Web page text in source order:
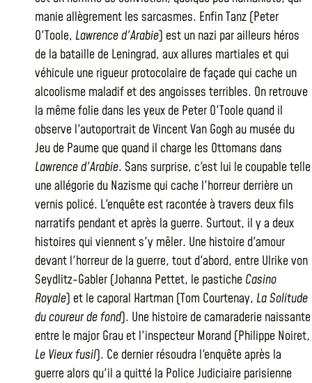
manie allègrement les sarcasmes. Enfin Tanz (Peter
O'Toole, Lawrence d'Arabie) est un nazi par ailleurs héros
de la bataille de Leningrad, aux allures martiales et qui
véhicule une rigueur protocolaire de façade qui cache un
alcoolisme maladif et des angoisses terribles. On retrouve
la même folie dans les yeux de Peter O'Toole quand il
observe l'autoportrait de Vincent Van Gogh au musée du
Jeu de Paume que quand il charge les Ottomans dans
Lawrence d'Arabie. Sans surprise, c'est lui le coupable telle
une allégorie du Nazisme qui cache l'horreur derrière un
vernis policé. L'enquête est racontée à travers deux fils
narratifs pendant et après la guerre. Surtout, il y a deux
histoires qui viennent s'y mêler. Une histoire d'amour
devant l'horreur de la guerre, tout d'abord, entre Ulrike von
Seydlitz-Gabler (Johanna Pettet, le pastiche Casino
Royale) et le caporal Hartman (Tom Courtenay, La Solitude
du coureur de fond). Une histoire de camaraderie naissante
entre le major Grau et l'inspecteur Morand (Philippe Noiret,
Le Vieux fusil). Ce dernier résoudra l'enquête après la
guerre alors qu'il a quitté la Police Judiciaire parisienne